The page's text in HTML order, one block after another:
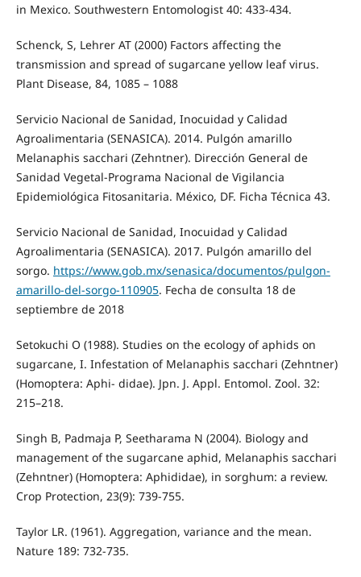
in Mexico. Southwestern Entomologist 40: 433-434.
Schenck, S, Lehrer AT (2000) Factors affecting the
transmission and spread of sugarcane yellow leaf virus.
Plant Disease, 84, 1085 – 1088
Servicio Nacional de Sanidad, Inocuidad y Calidad
Agroalimentaria (SENASICA). 2014. Pulgón amarillo
Melanaphis sacchari (Zehntner). Dirección General de
Sanidad Vegetal-Programa Nacional de Vigilancia
Epidemiológica Fitosanitaria. México, DF. Ficha Técnica 43.
Servicio Nacional de Sanidad, Inocuidad y Calidad
Agroalimentaria (SENASICA). 2017. Pulgón amarillo del
sorgo. https://www.gob.mx/senasica/documentos/pulgon-
amarillo-del-sorgo-110905. Fecha de consulta 18 de
septiembre de 2018
Setokuchi O (1988). Studies on the ecology of aphids on
sugarcane, I. Infestation of Melanaphis sacchari (Zehntner)
(Homoptera: Aphi- didae). Jpn. J. Appl. Entomol. Zool. 32:
215–218.
Singh B, Padmaja P, Seetharama N (2004). Biology and
management of the sugarcane aphid, Melanaphis sacchari
(Zehntner) (Homoptera: Aphididae), in sorghum: a review.
Crop Protection, 23(9): 739-755.
Taylor LR. (1961). Aggregation, variance and the mean.
Nature 189: 732-735.